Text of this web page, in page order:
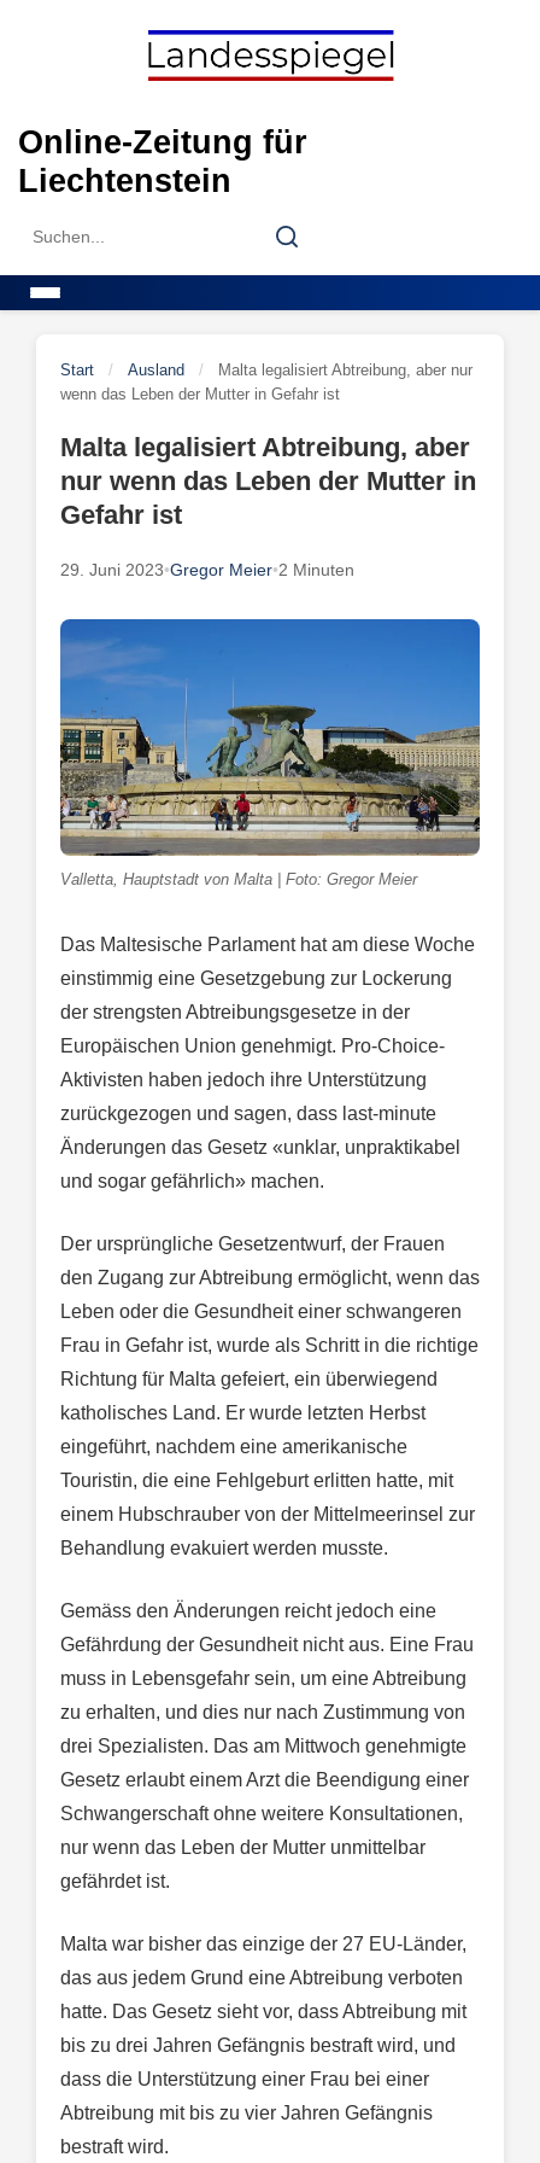
Online-Zeitung für
Liechtenstein
Search
Search
Start / Ausland /
Malta legalisiert Abtreibung, aber nur
wenn das Leben der Mutter in Gefahr ist
Malta legalisiert Abtreibung, aber
nur wenn das Leben der Mutter in
Gefahr ist
29. Juni 2023•Gregor Meier•2 Minuten
Valletta, Hauptstadt von Malta | Foto: Gregor Meier
Das Maltesische Parlament hat am diese Woche
einstimmig eine Gesetzgebung zur Lockerung
der strengsten Abtreibungsgesetze in der
Europäischen Union genehmigt. Pro-Choice-
Aktivisten haben jedoch ihre Unterstützung
zurückgezogen und sagen, dass last-minute
Änderungen das Gesetz «unklar, unpraktikabel
und sogar gefährlich» machen.
Der ursprüngliche Gesetzentwurf, der Frauen
den Zugang zur Abtreibung ermöglicht, wenn das
Leben oder die Gesundheit einer schwangeren
Frau in Gefahr ist, wurde als Schritt in die richtige
Richtung für Malta gefeiert, ein überwiegend
katholisches Land. Er wurde letzten Herbst
eingeführt, nachdem eine amerikanische
Touristin, die eine Fehlgeburt erlitten hatte, mit
einem Hubschrauber von der Mittelmeerinsel zur
Behandlung evakuiert werden musste.
Gemäss den Änderungen reicht jedoch eine
Gefährdung der Gesundheit nicht aus. Eine Frau
muss in Lebensgefahr sein, um eine Abtreibung
zu erhalten, und dies nur nach Zustimmung von
drei Spezialisten. Das am Mittwoch genehmigte
Gesetz erlaubt einem Arzt die Beendigung einer
Schwangerschaft ohne weitere Konsultationen,
nur wenn das Leben der Mutter unmittelbar
gefährdet ist.
Malta war bisher das einzige der 27 EU-Länder,
das aus jedem Grund eine Abtreibung verboten
hatte. Das Gesetz sieht vor, dass Abtreibung mit
bis zu drei Jahren Gefängnis bestraft wird, und
dass die Unterstützung einer Frau bei einer
Abtreibung mit bis zu vier Jahren Gefängnis
bestraft wird.